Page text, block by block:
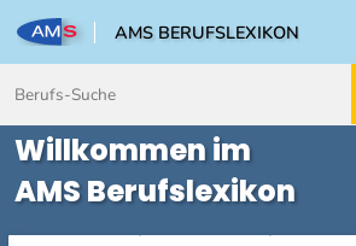
AMS BERUFSLEXIKON
Willkommen im
AMS Berufslexikon